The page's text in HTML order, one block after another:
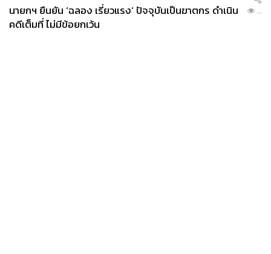
นายกฯ ยืนยัน ‘ฉลอง เรี่ยวแรง’ ปัจจุบันเป็นฆาตกร ดำเนิน
คดีเต็มที่ ไม่มีข้อยกเว้น
...